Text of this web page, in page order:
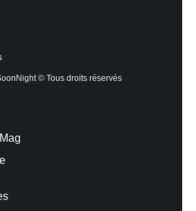
© Tous droits réservés